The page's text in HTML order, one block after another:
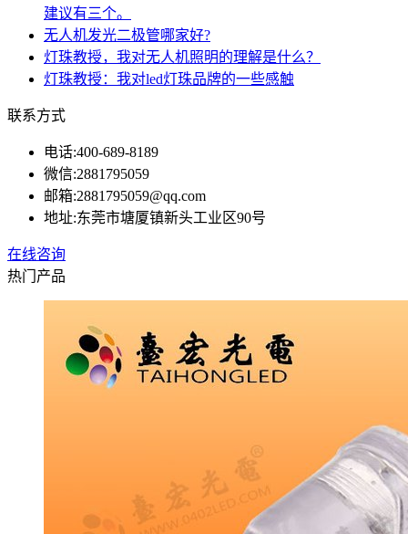
建议有三个。
无人机发光二极管哪家好?
灯珠教授，我对无人机照明的理解是什么？
灯珠教授：我对led灯珠品牌的一些感触
联系方式
电话:400-689-8189
微信:2881795059
邮箱:2881795059@qq.com
地址:东莞市塘厦镇新头工业区90号
在线咨询
热门产品